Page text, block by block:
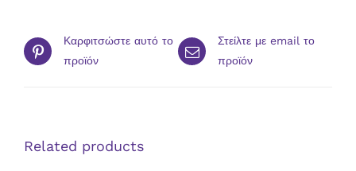
Καρφιτσώστε αυτό το
προϊόν
Στείλτε με email το
προϊόν
Related products